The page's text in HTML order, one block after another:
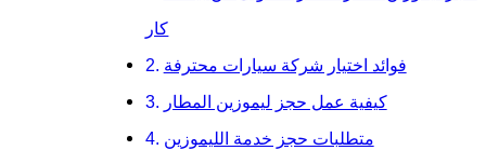
كار
فوائد اختيار شركة سيارات محترفة
كيفية عمل حجز ليموزين المطار
متطلبات حجز خدمة الليموزين